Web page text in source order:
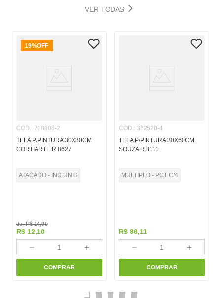
VER TODAS
19%OFF
COD.: 718808-2
TELA P/PINTURA 30X30CM
CORTIARTE R.8627
ATACADO - IND UNID
de:R$ 14,99
R$ 12,10
＋
－
COMPRAR
COD.: 382520-4
TELA P/PINTURA 30X60CM
SOUZA R.8111
MULTIPLO - PCT C/4
R$ 86,11
＋
－
COMPRAR